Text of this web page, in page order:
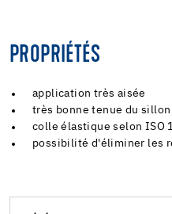
PROPRIÉTÉS
application très aisée
très bonne tenue du sillon
colle élastique selon ISO
possibilité d'éliminer les